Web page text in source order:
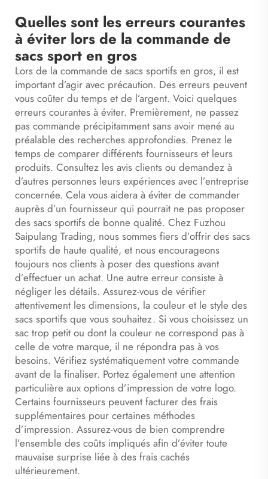
Quelles sont les erreurs courantes
à éviter lors de la commande de
sacs sport en gros
Lors de la commande de sacs sportifs en gros, il est
important d’agir avec précaution. Des erreurs peuvent
vous coûter du temps et de l’argent. Voici quelques
erreurs courantes à éviter. Premièrement, ne passez
pas commande précipitamment sans avoir mené au
préalable des recherches approfondies. Prenez le
temps de comparer différents fournisseurs et leurs
produits. Consultez les avis clients ou demandez à
d’autres personnes leurs expériences avec l’entreprise
concernée. Cela vous aidera à éviter de commander
auprès d’un fournisseur qui pourrait ne pas proposer
des sacs sportifs de bonne qualité. Chez Fuzhou
Saipulang Trading, nous sommes fiers d’offrir des sacs
sportifs de haute qualité, et nous encourageons
toujours nos clients à poser des questions avant
d’effectuer un achat. Une autre erreur consiste à
négliger les détails. Assurez-vous de vérifier
attentivement les dimensions, la couleur et le style des
sacs sportifs que vous souhaitez. Si vous choisissez un
sac trop petit ou dont la couleur ne correspond pas à
celle de votre marque, il ne répondra pas à vos
besoins. Vérifiez systématiquement votre commande
avant de la finaliser. Portez également une attention
particulière aux options d’impression de votre logo.
Certains fournisseurs peuvent facturer des frais
supplémentaires pour certaines méthodes
d’impression. Assurez-vous de bien comprendre
l’ensemble des coûts impliqués afin d’éviter toute
mauvaise surprise liée à des frais cachés
ultérieurement.